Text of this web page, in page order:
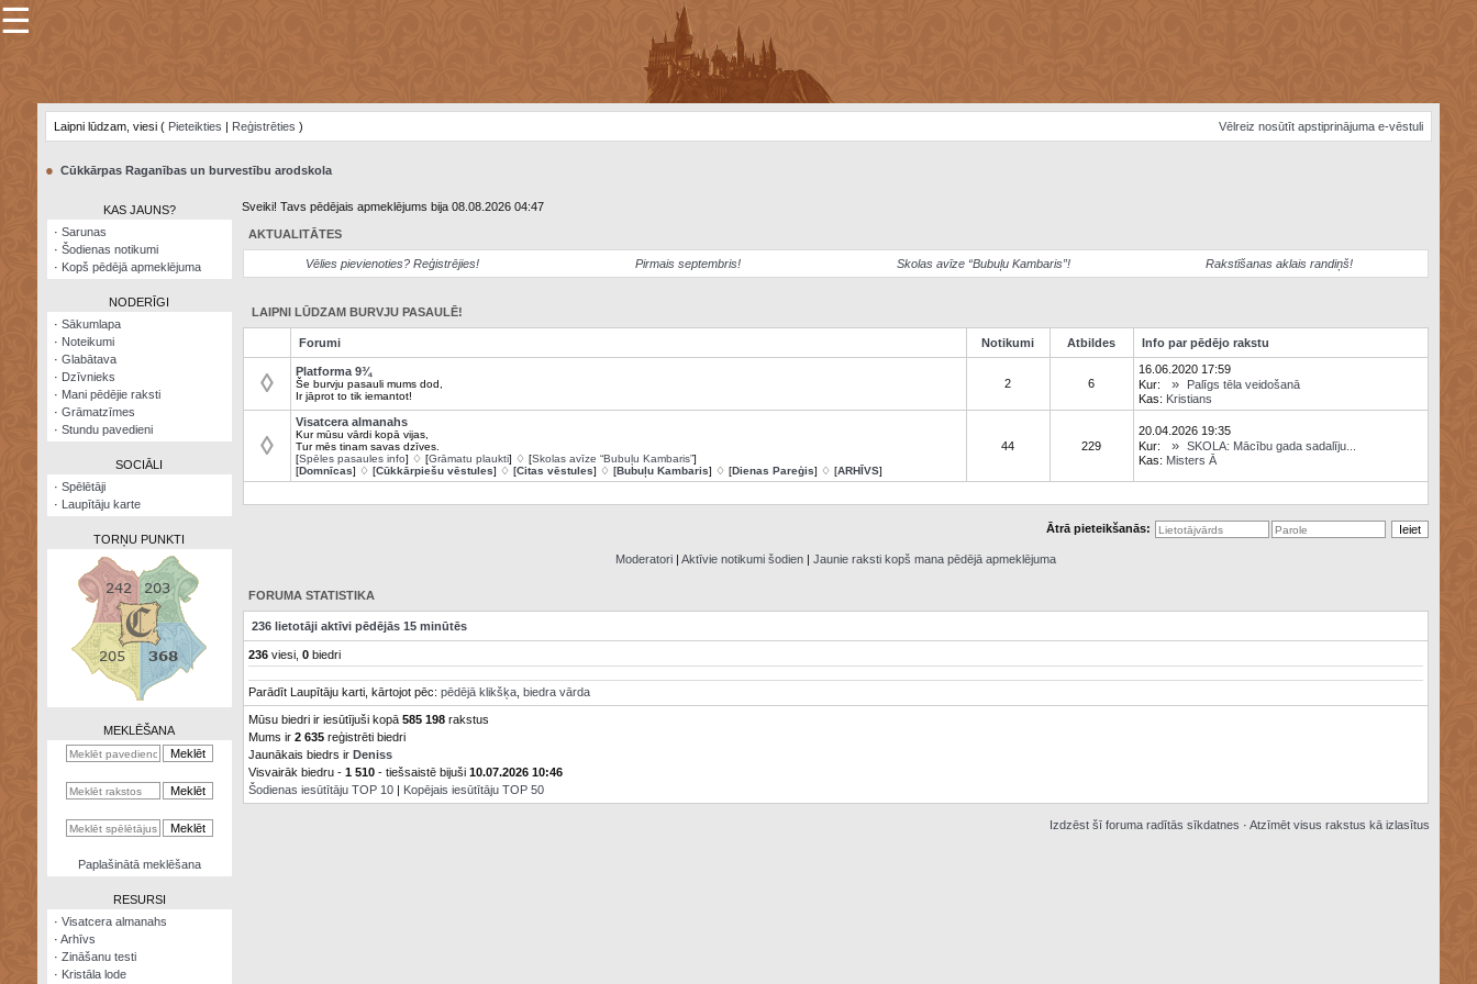
×
Šodienas
Visatcera
almanahs
kalkulators
☰
Laipni lūdzam, viesi ( Pieteikties | Reģistrēties ) Vēlreiz nosūtīt apstiprinājuma e-vēstuli
● Cūkkārpas Raganības un burvestību arodskola
KAS JAUNS?
· Sarunas
· Šodienas notikumi
· Kopš pēdējā apmeklējuma
NODERĪGI
· Sākumlapa
· Noteikumi
· Glabātava
· Dzīvnieks
· Mani pēdējie raksti
· Grāmatzīmes
· Stundu pavedieni
SOCIĀLI
· Spēlētāji
· Laupītāju karte
TORŅU PUNKTI
MEKLĒŠANA
Paplašinātā meklēšana
RESURSI
· Visatcera almanahs
· Arhīvs
· Zināšanu testi
· Kristāla lode
Sveiki! Tavs pēdējais apmeklējums bija 08.08.2026 04:47
AKTUALITĀTES
Vēlies pievienoties? Reģistrējies! Pirmais septembris! Skolas avīze “Bubuļu Kambaris”! Rakstīšanas aklais randiņš!
LAIPNI LŪDZAM BURVJU PASAULĒ!
Forumi Notikumi Atbildes Info par pēdējo rakstu
◊ Platforma 9¾
Še burvju pasauli mums dod,
Ir jāprot to tik iemantot!
2 6
16.06.2020 17:59
Kur:
»
Palīgs tēla veidošanā
Kas: Kristians
◊
Visatcera almanahs
Kur mūsu vārdi kopā vijas,
Tur mēs tinam savas dzīves.
[Spēles pasaules info] ♢ [Grāmatu plaukti] ♢ [Skolas avīze “Bubuļu Kambaris”]
[Domnīcas] ♢ [Cūkkārpiešu vēstules] ♢ [Citas vēstules] ♢ [Bubuļu Kambaris] ♢ [Dienas Pareģis] ♢ [ARHĪVS]
44 229
20.04.2026 19:35
Kur:
» SKOLA: Mācību gada sadalīju...
Kas: Misters Ā
Ātrā pieteikšanās:
Moderatori| Aktīvie notikumi šodien| Jaunie raksti kopš mana pēdējā apmeklējuma
FORUMA STATISTIKA
236 lietotāji aktīvi pēdējās 15 minūtēs
236viesi, 0biedri
Parādīt Laupītāju karti, kārtojot pēc: pēdējā klikšķa, biedra vārda
Mūsu biedri ir iesūtījuši kopā 585 198rakstus
Mums ir 2 635reģistrēti biedri
Jaunākais biedrs ir Deniss
Visvairāk biedru - 1 510- tiešsaistē bijuši 10.07.2026 10:46
Šodienas iesūtītāju TOP 10| Kopējais iesūtītāju TOP 50
Izdzēst šī foruma radītās sīkdatnes · Atzīmēt visus rakstus kā izlasītus